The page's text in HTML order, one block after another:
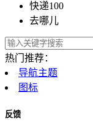
快递100
去哪儿
热门推荐：
导航主题
图标
反馈